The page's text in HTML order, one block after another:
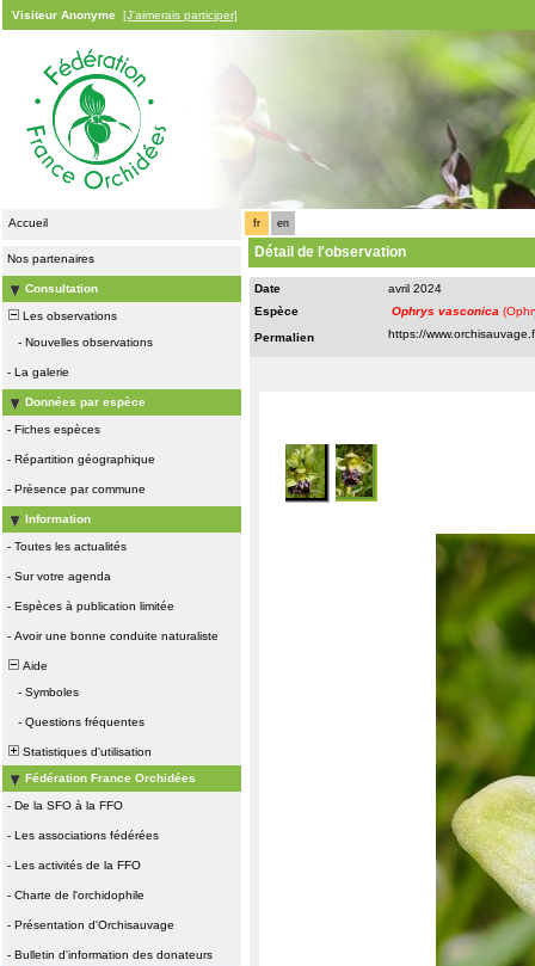
Visiteur Anonyme [J'aimerais participer]
Accueil
Nos partenaires
Consultation
Les observations
- Nouvelles observations
- La galerie
Données par espèce
- Fiches espèces
- Répartition géographique
- Présence par commune
Information
- Toutes les actualités
- Sur votre agenda
- Espèces à publication limitée
- Avoir une bonne conduite naturaliste
Aide
- Symboles
- Questions fréquentes
Statistiques d'utilisation
Fédération France Orchidées
- De la SFO à la FFO
- Les associations fédérées
- Les activités de la FFO
- Charte de l'orchidophile
- Présentation d'Orchisauvage
- Bulletin d'information des donateurs
fr en
Détail de l'observation
Date
avril 2024
Espèce
Ophrys vasconica
Permalien